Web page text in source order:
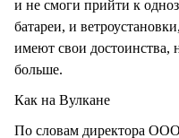
и не смоги прийти к
батареи, и
имеют свои достоинства,
больше.
Как на Вулкане
По словам директора